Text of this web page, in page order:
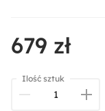
679 zł
Ilość sztuk